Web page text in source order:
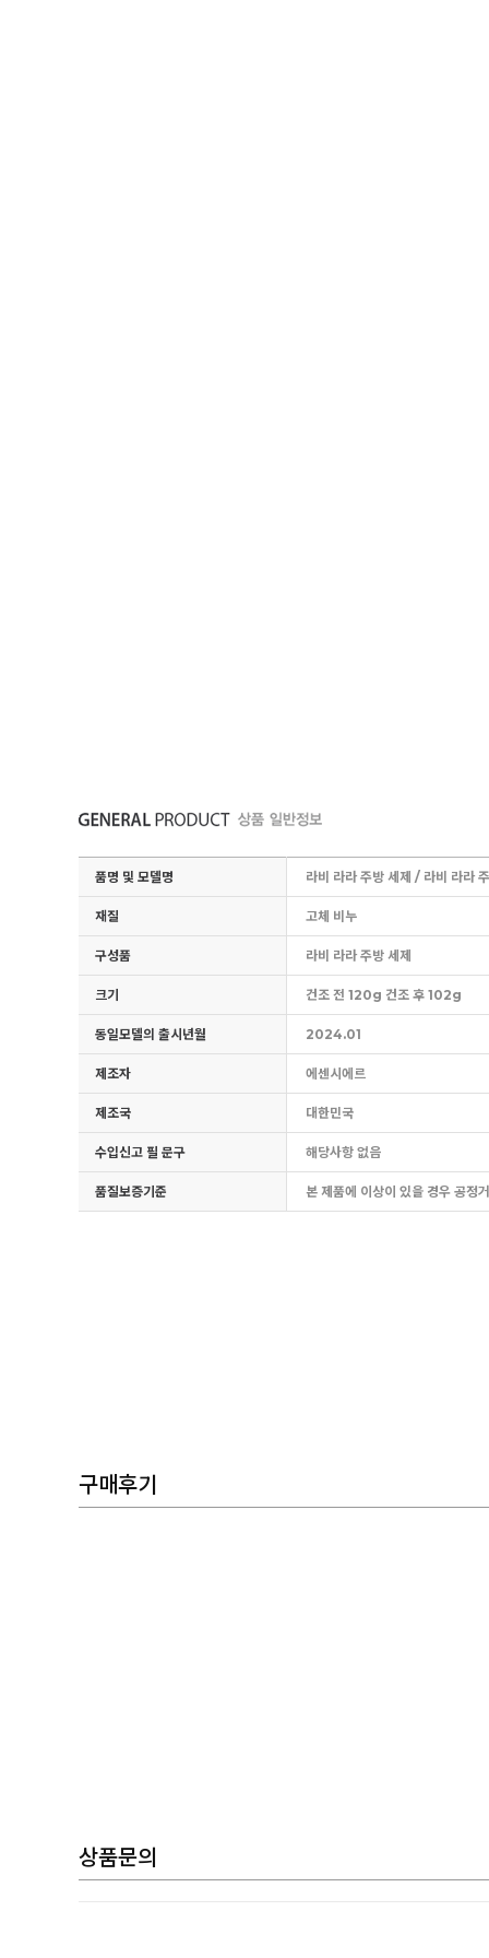
품명 및 모델명 라비 라라 주방 세제 / 라비 라라
재질 고체 비누
구성품 라비 라라 주방 세제
크기 건조 전 120g 건조 후 102g
동일모델의 출시년월 2024.01
제조자 에센시에르
제조국 대한민국
수입신고 필 문구 해당사항 없음
품질보증기준 본 제품에 이상이 있을 경우 공정
구매후기
상품문의